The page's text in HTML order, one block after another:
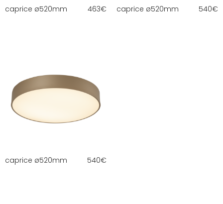
caprice ø520mm 463€ caprice ø520mm 540€
caprice ø520mm 540€